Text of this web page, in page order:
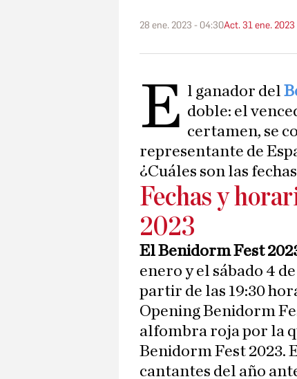
28 ene. 2023 - 04:30Act. 31 ene.
E l ganador del
doble: el
certamen, se
representante de
¿Cuáles son las
Fechas y
2023
El Benidorm Fest
enero y el sábado 4
partir de las 19:30
Opening Benidorm
alfombra roja por la
Benidorm Fest 2023.
cantantes del año